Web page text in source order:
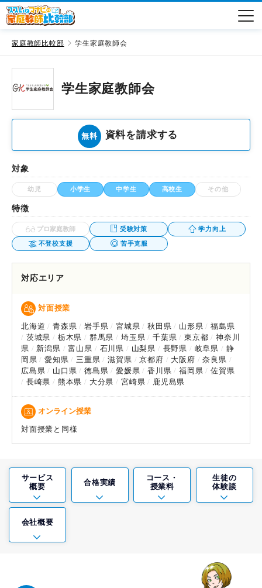
家庭教師比較部 学生家庭教師会
学生家庭教師会
無料 資料を請求する
対象
幼児 小学生 中学生 高校生 その他
特徴
プロ家庭教師 受験対策 学力向上
不登校支援 苦手克服
対応エリア
対面授業
北海道 青森県 岩手県 宮城県 秋田県 山形県
福島県
茨城県
栃木県 群馬県 埼玉県 千葉県 東京都
神奈川
県
新潟県 富山県 石川県 山梨県 長野県 岐阜県
静
岡県
愛知県 三重県 滋賀県 京都府 大阪府
奈良県
広島県
山口県 徳島県 愛媛県 香川県 福岡県
佐賀県
長崎県
熊本県 大分県 宮崎県 鹿児島県
オンライン授業
対面授業と同様
サービス
概要
合格実績
コース・
授業料
生徒の
体験談
会社概要